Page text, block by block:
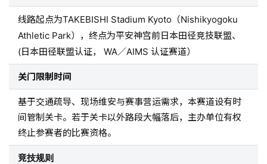
线路起点为TAKEBISHI Stadium Kyoto（Nishikyogoku
Athletic Park），终点为平安神宫前日本田径竞技联盟、
(日本田径联盟认证， WA／AIMS 认证赛道）
关门限制时间
基于交通疏导、现场维安与赛事营运需求，本赛道设有时
间管制关卡。若于关卡以外路段大幅落后，主办单位有权
终止参赛者的比赛资格。
竞技规则